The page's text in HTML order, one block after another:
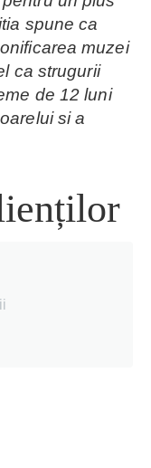
spune ca
muzei
ca strugurii
de 12 luni
si a